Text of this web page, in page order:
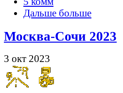
Дальше больше
Москва-Сочи 2023
3 окт 2023